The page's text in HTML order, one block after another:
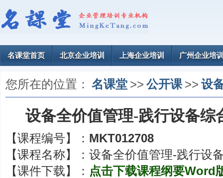
名课堂首页 北京企业培训 上海企业培训 广州企业培
您所在的位置： 名课堂 >> 公开课 >> 设
设备全价值管理-践行设备综
【课程编号】： MKT012708
【课程名称】： 设备全价值管理-践行设
【课件下载】： 点击下载课程纲要Word